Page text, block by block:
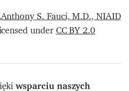
S. Fauci, M.D., NIAID
underCC BY 2.0
wsparciu naszych